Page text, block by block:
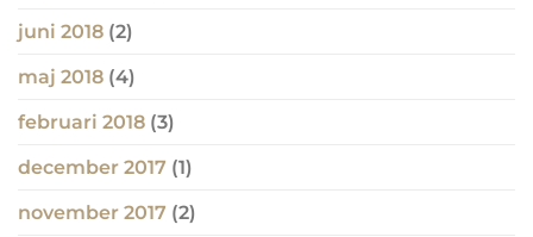
juni 2018 (2)
maj 2018 (4)
februari 2018 (3)
december 2017 (1)
november 2017 (2)